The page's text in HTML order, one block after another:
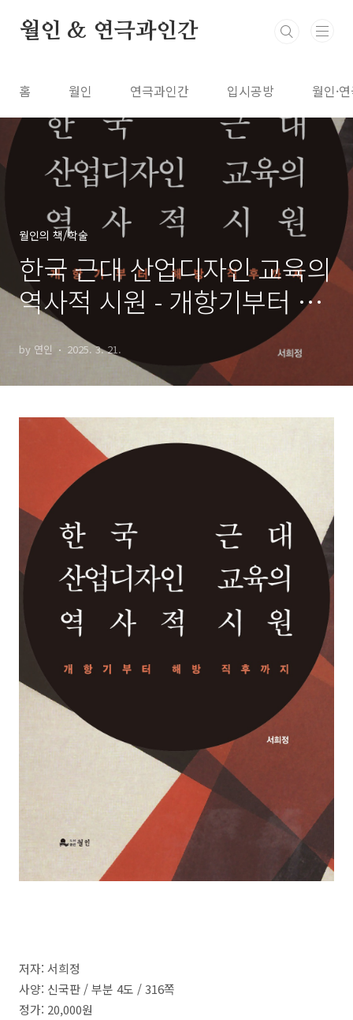
월인 & 연극과인간
홈 월인 연극과인간 입시공방 월인·
월인의 책/학술
한국 근대 산업디자인 교육의
역사적 시원 - 개항기부터 해
방 직후까지
by 연인 2025. 3. 21.
저자: 서희정
사양: 신국판 /부분 4도 /316쪽
정가: 20,000원